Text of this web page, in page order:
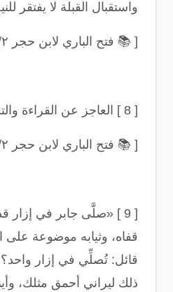
واستقبال القبلة لا يفتقر
[
📚 فتح الباري لابن حجر ٦٢/٢
[ 8 ] العاجز عن القراءة
[
📚 فتح الباري لابن حجر ٦٢/٢
[ 9 ] «
صلَّى جابر في إزار
قفاه، وثيابه موضوعة
قائل: تُصلِّي في إزار
ذلك ليراني أحمق مثلك،